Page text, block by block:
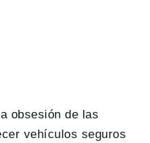
obsesión de las
vehículos seguros